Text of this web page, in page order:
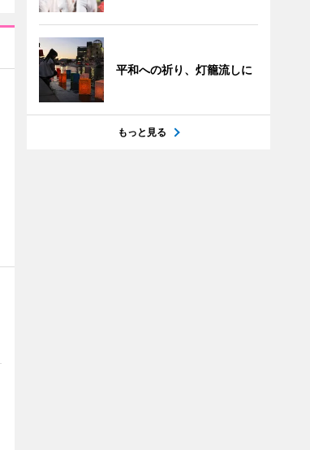
平和への祈り、灯籠流しに
もっと見る